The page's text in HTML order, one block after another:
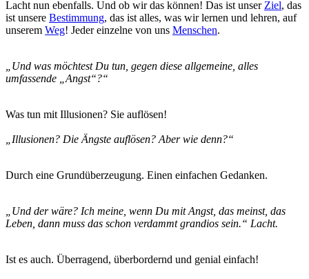
Lacht nun ebenfalls. Und ob wir das können! Das ist unser Ziel, das
ist unsere Bestimmung, das ist alles, was wir lernen und lehren, auf
unserem Weg! Jeder einzelne von uns Menschen.
„Und was möchtest Du tun, gegen diese allgemeine, alles
umfassende „Angst“?“
Was tun mit Illusionen? Sie auflösen!
„Illusionen? Die Ängste auflösen? Aber wie denn?“
Durch eine Grundüberzeugung. Einen einfachen Gedanken.
„Und der wäre? Ich meine, wenn Du mit Angst, das meinst, das
Leben, dann muss das schon verdammt grandios sein.“ Lacht.
Ist es auch. Überragend, überbordernd und genial einfach!